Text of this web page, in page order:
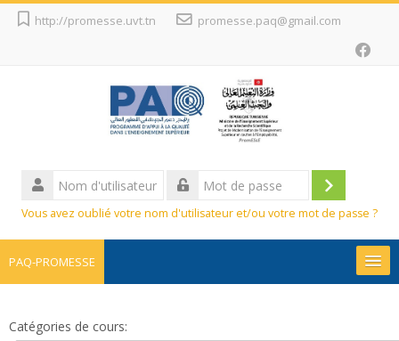
Passer
http://promesse.uvt.tn promesse.paq@gmail.com
Nom
d'utilisateur
Mot
passe
Connexion
Vous avez oublié votre nom d'utilisateur et/ou votre mot de passe ?
PAQ-PROMESSE
Catégories de cours: